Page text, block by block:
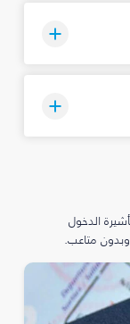
الدخول
متاعب.